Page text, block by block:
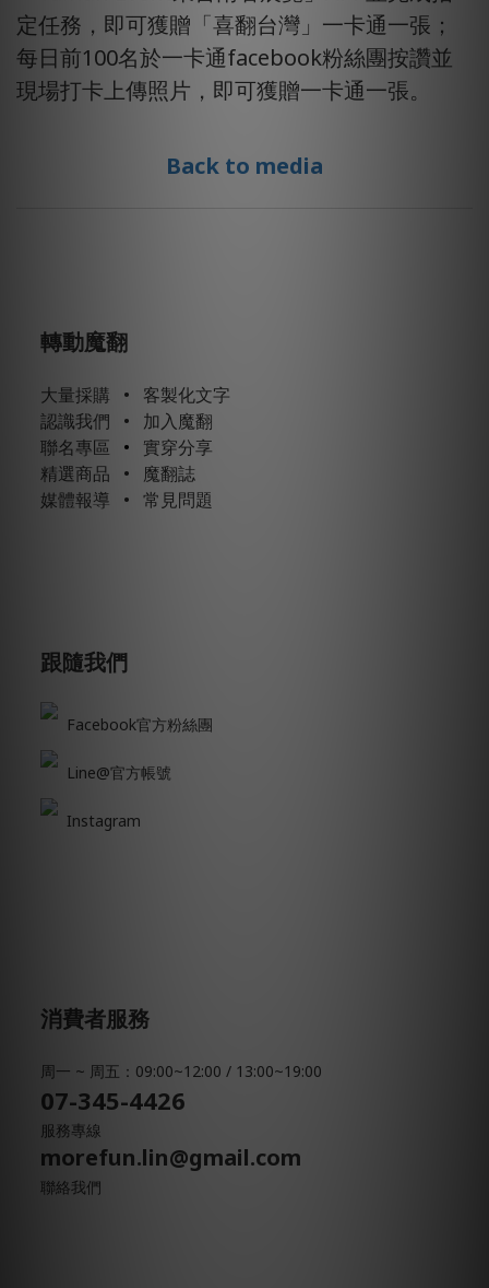
定任務，即可獲贈「喜翻台灣」一卡通一張；
每日前100名於一卡通facebook粉絲團按讚並
現場打卡上傳照片，即可獲贈一卡通一張。
Back to media
轉動魔翻
大量採購 •
客製化文字
認識我們 •
加入魔翻
聯名專區 •
實穿分享
精選商品 •
魔翻誌
媒體報導
• 常見問題
跟隨我們
Facebook官方粉絲團
Line@官方帳號
Instagram
消費者服務
周一 ~ 周五：09:00~12:00 / 13:00~19:00
07-345-4426
服務專線
morefun.lin@gmail.com
聯絡我們